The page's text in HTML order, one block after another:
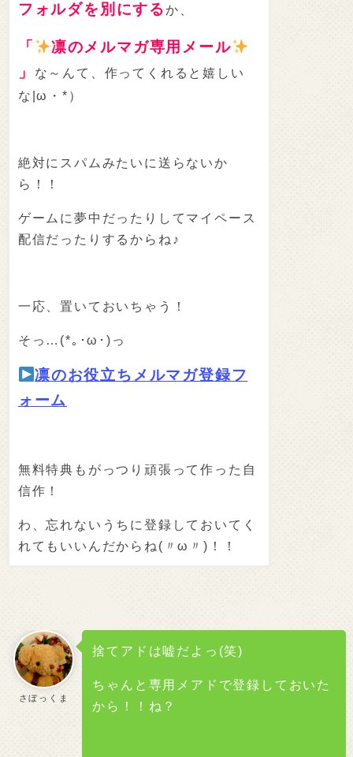
フォルダを別にするか、
「
凛のメルマガ専用メール
」
な～んて、作ってくれると嬉しい
な|ω・*）
絶対にスパムみたいに送らないか
ら！！
ゲームに夢中だったりしてマイペース
配信だったりするからね♪
一応、置いておいちゃう！
そっ…(*｡･ω･)っ
凛のお役立ちメルマガ登録フ
ォーム
無料特典もがっつり頑張って作った自
信作！
わ、忘れないうちに登録しておいてく
れてもいいんだからね(〃ω〃)！！
さぼっくま
捨てアドは嘘だよっ(笑)
ちゃんと専用メアドで登録しておいた
から！！ね？